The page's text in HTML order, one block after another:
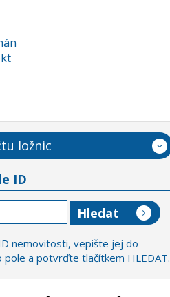
ložnic
ID
nemovitosti, vepište jej do
pole a potvrďte tlačítkem HLEDAT.